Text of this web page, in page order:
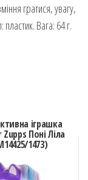
гратися, увагу,
Вага: 64 г.
іграшка
Поні Ліла
1473)